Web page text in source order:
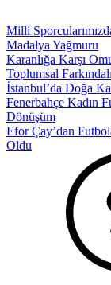
Milli
Madalya Yağmuru
Karanlığa Karşı
Toplumsal
İstanbul’da Doğa
Fenerbahçe Kadın
Dönüşüm
Efor Çay’dan
Oldu